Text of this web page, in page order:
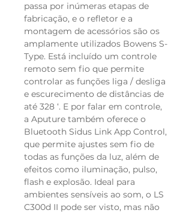
passa por inúmeras etapas de
fabricação, e o refletor e a
montagem de acessórios são os
amplamente utilizados Bowens S-
Type. Está incluído um controle
remoto sem fio que permite
controlar as funções liga / desliga
e escurecimento de distâncias de
até 328 ‘. E por falar em controle,
a Aputure também oferece o
Bluetooth Sidus Link App Control,
que permite ajustes sem fio de
todas as funções da luz, além de
efeitos como iluminação, pulso,
flash e explosão. Ideal para
ambientes sensíveis ao som, o LS
C300d II pode ser visto, mas não